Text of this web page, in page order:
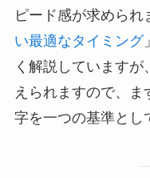
ピード感が求められ
い最適なタイミング
く解説しています
えられますので、
字を一つの基準とし